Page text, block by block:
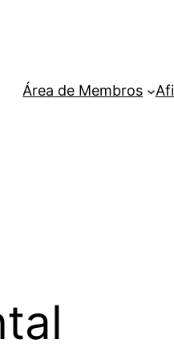
Área de Membros